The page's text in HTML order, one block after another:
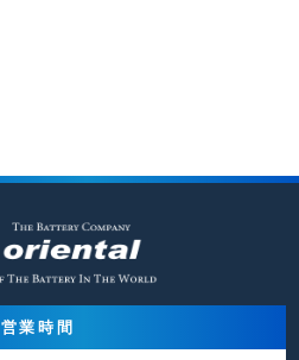
営業時間